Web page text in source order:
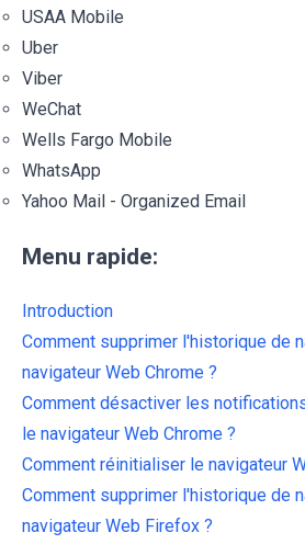
USAA Mobile
Uber
Viber
WeChat
Wells Fargo Mobile
WhatsApp
Yahoo Mail - Organized Email
Menu rapide:
Introduction
Comment supprimer l'historique de
navigateur Web Chrome ?
Comment désactiver les
le navigateur Web Chrome ?
Comment réinitialiser le navigateur
Comment supprimer l'historique de
navigateur Web Firefox ?